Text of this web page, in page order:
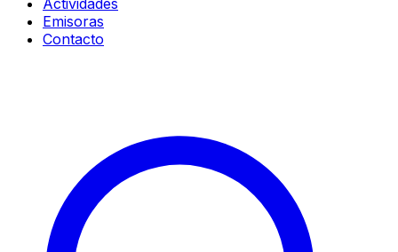
Actividades
Emisoras
Contacto